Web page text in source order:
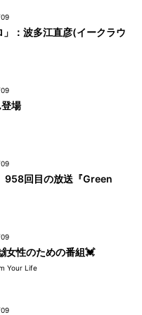
：波多江直彦(イークラウ
場
958回目の放送『Green
女性のための番組💓
Your Life